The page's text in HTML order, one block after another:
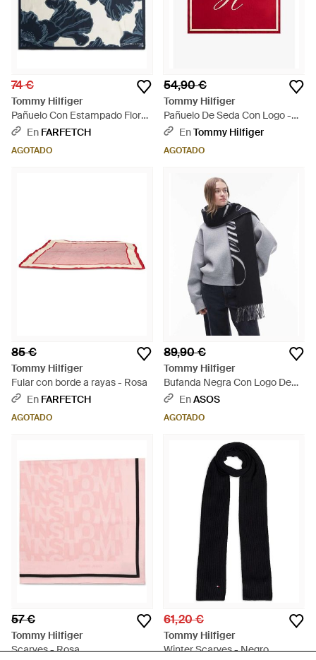
74 €
Tommy Hilfiger
Pañuelo Con Estampado Floral
- Azul
En FARFETCH
AGOTADO
54,90 €
Tommy Hilfiger
Pañuelo De Seda Con Logo -
RojoEnTommy Hilfiger
AGOTADO
85 €
Tommy Hilfiger
Fular con borde a rayas - Rosa
En FARFETCH
AGOTADO
89,90 €
Tommy Hilfiger
Bufanda Negra Con Logo De
Texto De Tommy Hilfiger - Gris
EnASOS
AGOTADO
57 €
Tommy Hilfiger
Scarves - Rosa
61,20 €
Tommy Hilfiger
Winter Scarves - Negro